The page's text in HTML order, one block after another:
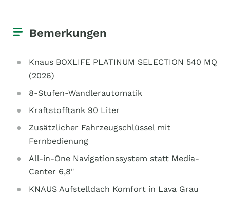
Bemerkungen
Knaus BOXLIFE PLATINUM SELECTION 540 MQ
(2026)
8-Stufen-Wandlerautomatik
Kraftstofftank 90 Liter
Zusätzlicher Fahrzeugschlüssel mit
Fernbedienung
All-in-One Navigationssystem statt Media-
Center 6,8"
KNAUS Aufstelldach Komfort in Lava Grau